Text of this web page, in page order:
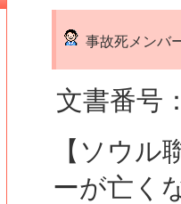
事故死メンバ
文書番号
【ソウル
ーが亡く